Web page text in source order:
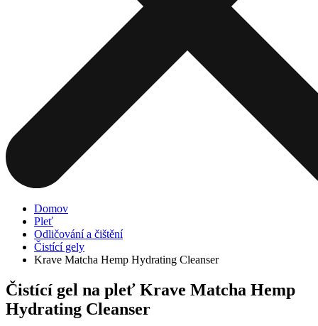
Domov
Pleť
Odličování a čištění
Čistící gely
Krave Matcha Hemp Hydrating Cleanser
Čistící gel na pleť Krave Matcha Hemp
Hydrating Cleanser